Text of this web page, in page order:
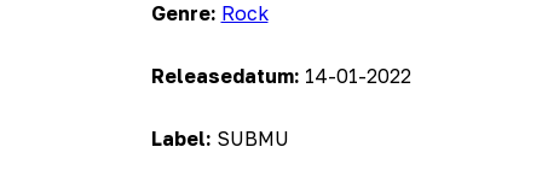
Genre: Rock
Releasedatum: 14-01-2022
Label: SUBMU